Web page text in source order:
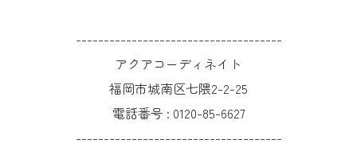
-------------------------------------
アクアコーディネイト
福岡市城南区七隈2-2-25
電話番号 : 0120-85-6627
-------------------------------------